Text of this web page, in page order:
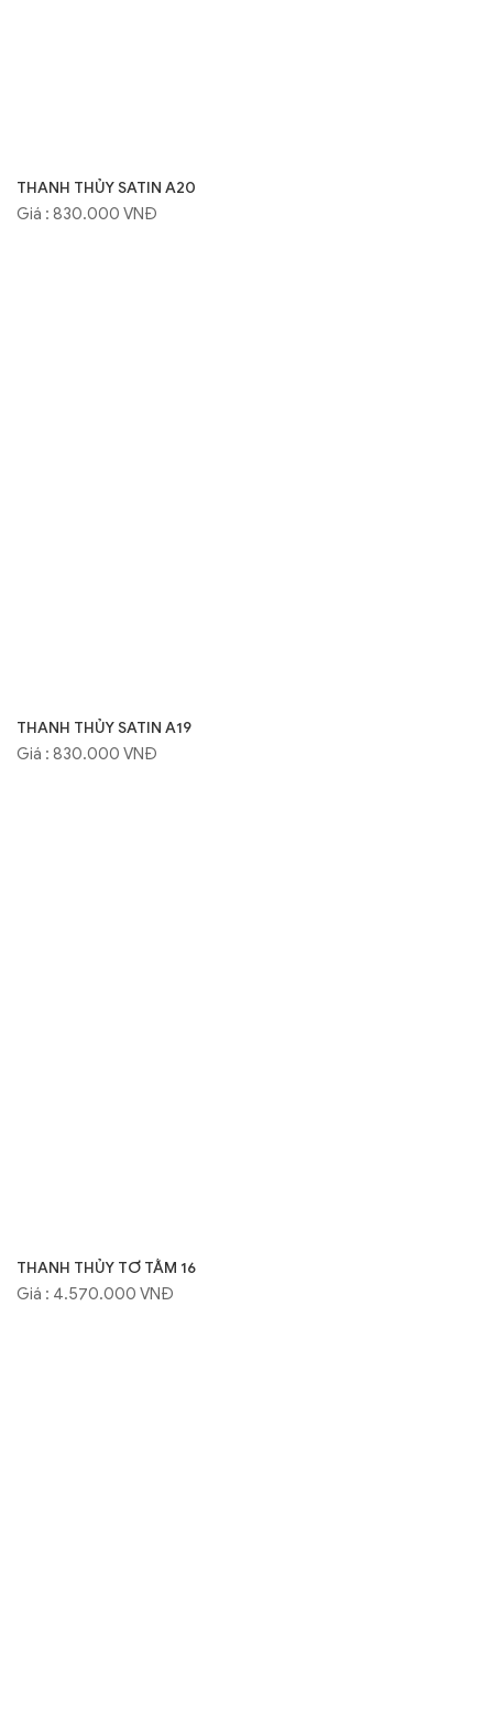
THANH THỦY SATIN A20
Giá : 830.000 VNĐ
THANH THỦY SATIN A19
Giá : 830.000 VNĐ
THANH THỦY TƠ TẰM 16
Giá : 4.570.000 VNĐ